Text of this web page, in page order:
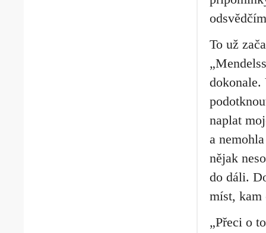
To už
dokonale.
naplat
a
nějak
do dáli.
míst, kam
„Přeci o